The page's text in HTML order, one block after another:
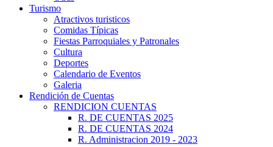
Turismo
Atractivos turisticos
Comidas Típicas
Fiestas Parroquiales y Patronales
Cultura
Deportes
Calendario de Eventos
Galeria
Rendición de Cuentas
RENDICION CUENTAS
R. DE CUENTAS 2025
R. DE CUENTAS 2024
R. Administracion 2019 - 2023